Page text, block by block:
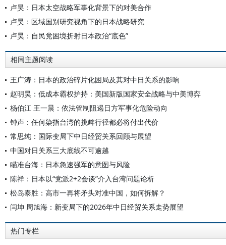
卢昊：日本太空战略军事化背景下的对美合作
卢昊：区域国别研究视角下的日本战略研究
卢昊：自民党困境折射日本政治“底色”
相同主题阅读
王广涛：日本的政治碎片化困局及其对中日关系的影响
赵明昊：低成本霸权护持：美国新版国家安全战略与中美博弈
杨伯江 王一晨：依法管制阻遏日方军事化危险动向
钟声：任何染指台湾的挑衅行径都必将付出代价
常思纯：国际变局下中日经贸关系回顾与展望
中国对日关系三大底线不可逾越
瞄准台海：日本急速强军的意图与风险
陈祥：日本以“党派2+2会谈”介入台湾问题论析
松岛泰胜：高市一再将矛头对准中国，如何拆解？
闫坤 周旭海：新变局下的2026年中日经贸关系走势展望
热门专栏